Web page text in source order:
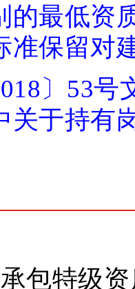
的最低资
准保留对
〕53号
关于持有
包特级